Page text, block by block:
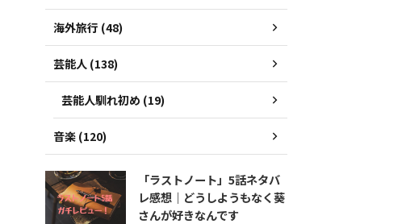
海外旅行 (48)
芸能人 (138)
芸能人馴れ初め (19)
音楽 (120)
「ラストノート」5話ネタバ
レ感想｜どうしようもなく葵
さんが好きなんです